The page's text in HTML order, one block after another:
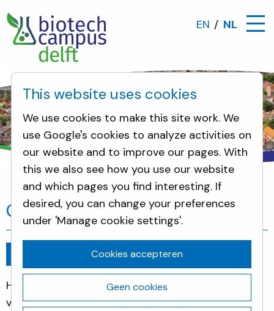
EN NL
Omwonenden Geen Omwonendenavond 2021
Geen Omwonendenavond 2021
juli 8, 2021
Helaas is de Covid-19-pandemie nog niet volledig
voorbij. Er gelden nog steeds maatregelen en
This website uses cookies
We use cookies to make this site work. We
use Google's cookies to analyze activities on
our website and to improve our pages. With
this we also see how you use our website
and which pages you find interesting. If
desired, you can change your preferences
under 'Manage cookie settings'.
Cookies accepteren
Geen cookies